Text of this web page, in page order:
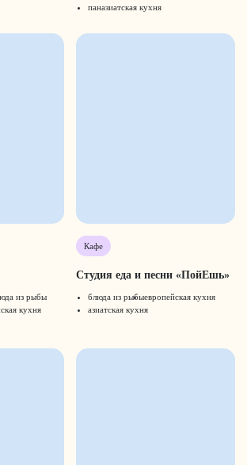
паназиатская кухня
из рыбы
кухня
Кафе
Студия еда и песни «ПойЕшь»
блюда из рыбыевропейская кухня
азиатская кухня